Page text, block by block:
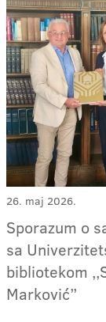
26. maj 2026.
Sporazum o
sa
bibliotekom
Marković”